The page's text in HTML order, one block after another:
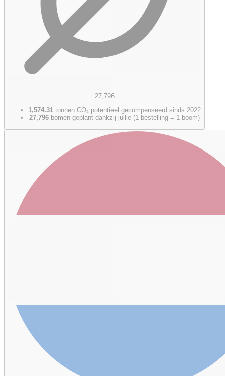
27,796
1,574.31 tonnen CO₂ potentieel gecompenseerd sinds 2022
27,796 bomen geplant dankzij jullie (1 bestelling = 1 boom)